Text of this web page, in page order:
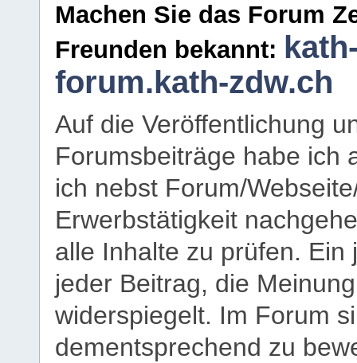
Machen Sie das Forum
Freunden bekannt:
forum.kath-zdw.ch
Auf die Veröffentlichung
Forumsbeiträge habe ich
ich nebst Forum/
Erwerbstätigkeit
alle Inhalte zu prüfen.
jeder Beitrag, die
widerspiegelt. Im Forum
dementsprechend zu